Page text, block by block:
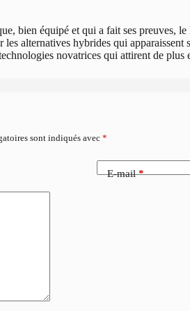
bien équipé et qui a fait ses preuves,
alternatives hybrides qui
novatrices qui attirent de plus
sont indiqués avec *
E-mail*